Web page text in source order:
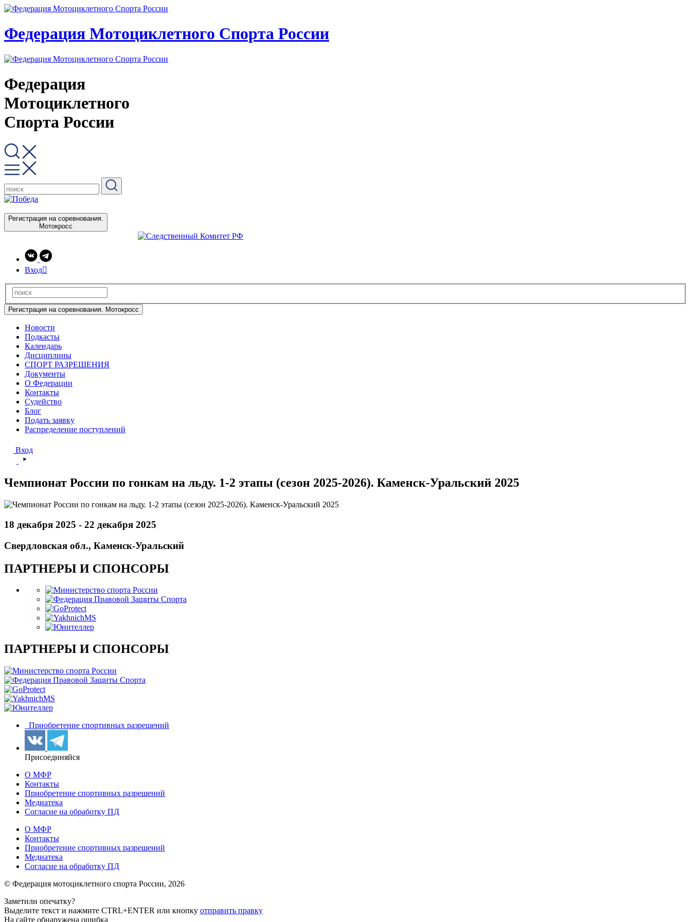
Федерация Мотоциклетного Спорта России
Федерация
Мотоциклетного
Спорта России
Регистрация на соревнования.
Мотокросс
Вход
Регистрация на соревнования. Мотокросс
Новости
Подкасты
Календарь
Дисциплины
СПОРТ РАЗРЕШЕНИЯ
Документы
О Федерации
Контакты
Судейство
Блог
Подать заявку
Распределение поступлений
Вход
Чемпионат России по гонкам на льду. 1-2 этапы (сезон 2025-2026). Каменск-Уральский 2025
18 декабря 2025 - 22 декабря 2025
Свердловская обл., Каменск-Уральский
ПАРТНЕРЫ И СПОНСОРЫ
ПАРТНЕРЫ И СПОНСОРЫ
Приобретение спортивных разрешений
Присоединяйся
О МФР
Контакты
Приобретение спортивных разрешений
Медиатека
Согласие на обработку ПД
О МФР
Контакты
Приобретение спортивных разрешений
Медиатека
Согласие на обработку ПД
© Федерация мотоциклетного спорта России, 2026
Заметили опечатку?
Выделите текст и нажмите CTRL+ENTER или кнопку отправить правку
На сайте обнаружена ошибка